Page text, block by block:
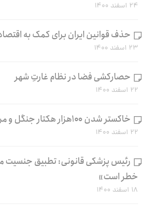
۲۴ اسفند ۱۴۰۰
حذف قوانین ایران برای کمک به
۲۳ اسفند ۱۴۰۰
حصارکشی فضا در نظام غارتِ شهر
۲۲ اسفند ۱۴۰۰
خاکستر شدن ۱۰۰هزار هکتار جنگل و مرتع طی ۵ سال
۲۲ اسفند ۱۴۰۰
رئیس پزشکی قانونی: تطبیق جنسیت
خطر است»
۱۸ اسفند ۱۴۰۰